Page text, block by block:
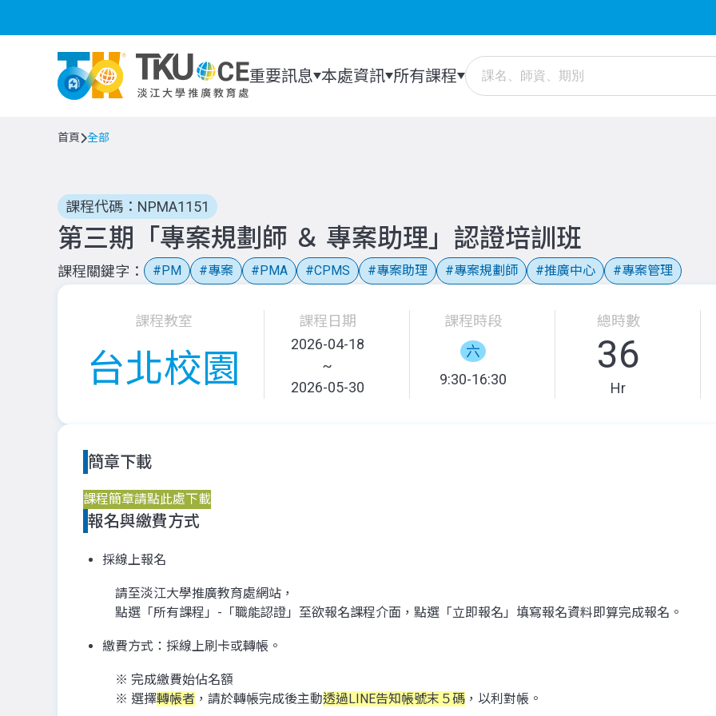
重要訊息 本處資訊 所有課程
首頁 全部
課程代碼：NPMA1151
第三期「專案規劃師 ＆ 專案助理」認證培訓班
課程關鍵字 PM 專案 PMA CPMS 專案助理 專案規劃師 推廣中心 專案管理
課程教室
台北校園
課程日期
2026-04-18
~
2026-05-30
課程時段
六
9:30-16:30
總時數
36
Hr
簡章下載
課程簡章請點此處下載
報名與繳費方式
採線上報名
請至淡江大學推廣教育處網站，
點選「所有課程」-「職能認證」至欲報名課程介面，點選「立即報名」填寫報名資料即算完成報名。
繳費方式：採線上刷卡或轉帳。
※ 完成繳費始佔名額
※ 選擇轉帳者 ，請於轉帳完成後主動透過LINE告知帳號末５碼 ，以利對帳。